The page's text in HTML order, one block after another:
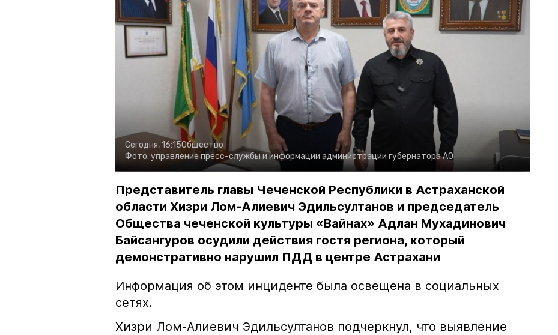
Сегодня, 16:15Общество
Фото: управление пресс-службы и информации администрации губернатора АО
Представитель главы Чеченской Республики в Астраханской
области Хизри Лом-Алиевич Эдильсултанов и председатель
Общества чеченской культуры «Вайнах» Адлан Мухадинович
Байсангуров осудили действия гостя региона, который
демонстративно нарушил ПДД в центре Астрахани
Информация об этом инциденте была освещена в социальных
сетях.
Хизри Лом-Алиевич Эдильсултанов подчеркнул, что выявление